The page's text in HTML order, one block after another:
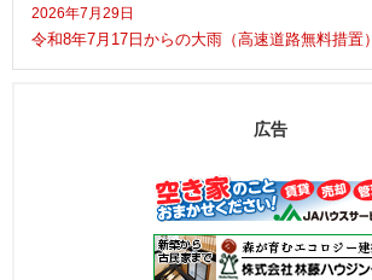
2026年7月29日
令和8年7月17日からの大雨（高速道路無料措置）
広告